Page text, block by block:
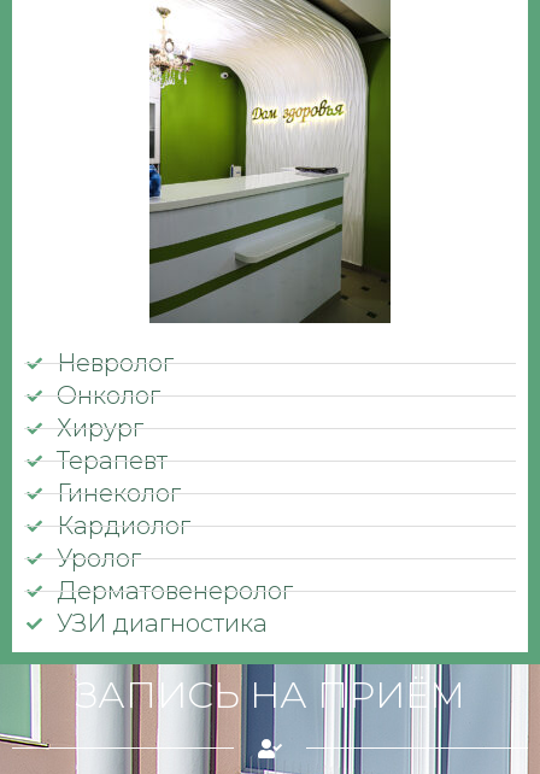
Невролог
Онколог
Хирург
Терапевт
Гинеколог
Кардиолог
Уролог
Дерматовенеролог
УЗИ диагностика
ЗАПИСЬ НА ПРИЁМ